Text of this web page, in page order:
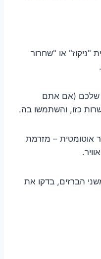
"ניקוז" או "שחרור
שלכם (אם אתם
כזו, והשתמשו בה.
אוטומטית – מזרמת
הברזים, בדקו את